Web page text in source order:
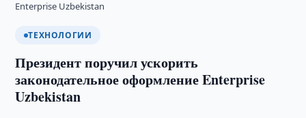
Enterprise Uzbekistan
ТЕХНОЛОГИИ
Президент поручил ускорить
законодательное оформление Enterprise
Uzbekistan